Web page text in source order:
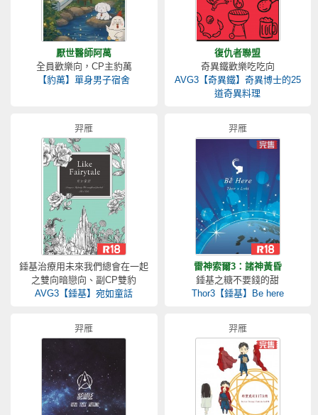
厭世醫師阿萬
全員歡樂向，CP主豹萬
【豹萬】單身男子宿舍
復仇者聯盟
奇異鐵歡樂吃吃向
AVG3【奇異鐵】奇異博士的25
道奇異料理
羿雁
錘基治療用未來我們總會在一起
之雙向暗戀向、副CP雙豹
AVG3【錘基】宛如童話
羿雁
雷神索爾3：諸神黃昏
錘基之糖不要錢的甜
Thor3【錘基】Be here
羿雁 羿雁